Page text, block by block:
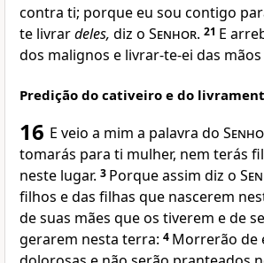
contra ti; porque eu sou contigo
te livrardeles, diz o Senhor. 21 E
dos malignos e livrar-te-ei das
Predição do cativeiro e do
16 E veio a mim a palavra do
tomarás para ti mulher, nem terás
neste lugar. 3 Porque assim diz o
filhos e das filhas que nascerem
de suas mães que os tiverem e de
gerarem nesta terra: 4 Morrerão de